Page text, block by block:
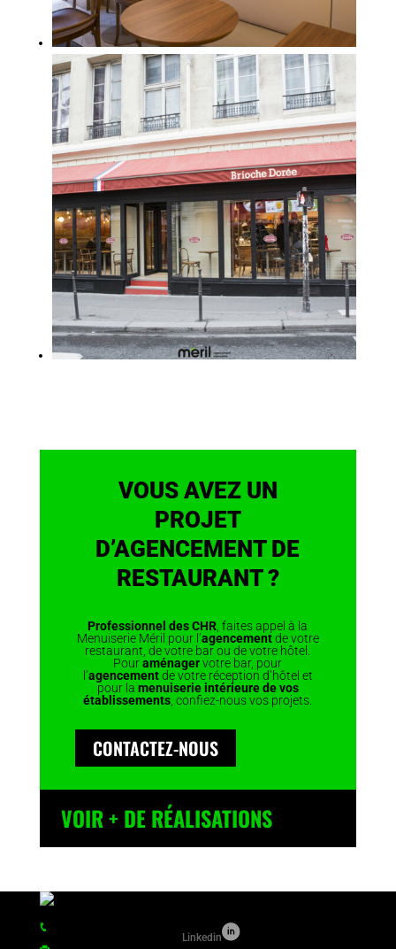
VOUS AVEZ UN
PROJET
D’AGENCEMENT DE
RESTAURANT ?
Professionnel des CHR , faites appel à la
Menuiserie Méril pour l’agencementde votre
restaurant, de votre bar ou de votre hôtel.
Pouraménagervotre bar, pour
l’agencementde votre réception d’hôtel et
pour la menuiserie intérieure de vos
établissements , confiez-nous vos projets.
CONTACTEZ-NOUS
VOIR + DE RÉALISATIONS
Linkedin